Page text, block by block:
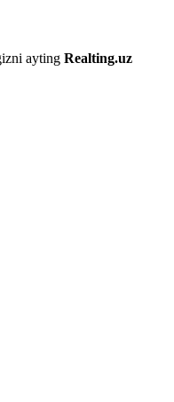
ayting Realting.uz